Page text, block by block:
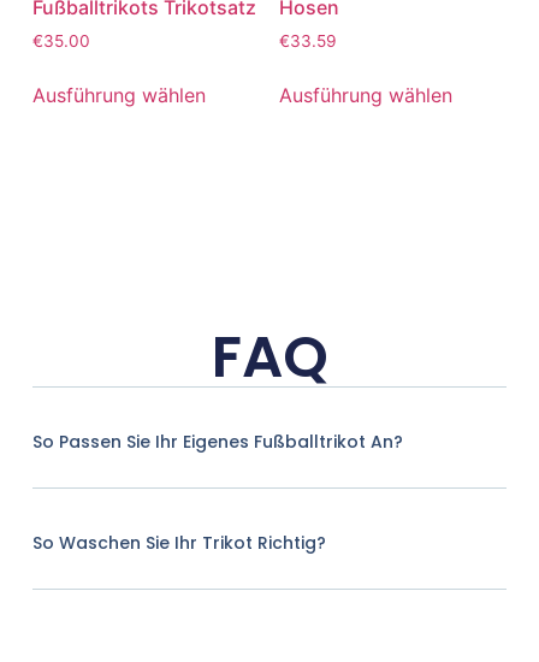
Fußballtrikots Trikotsatz
€35.00
Ausführung wählen
Hosen
€33.59
Ausführung wählen
FAQ
So Passen Sie Ihr Eigenes Fußballtrikot An?
So Waschen Sie Ihr Trikot Richtig?